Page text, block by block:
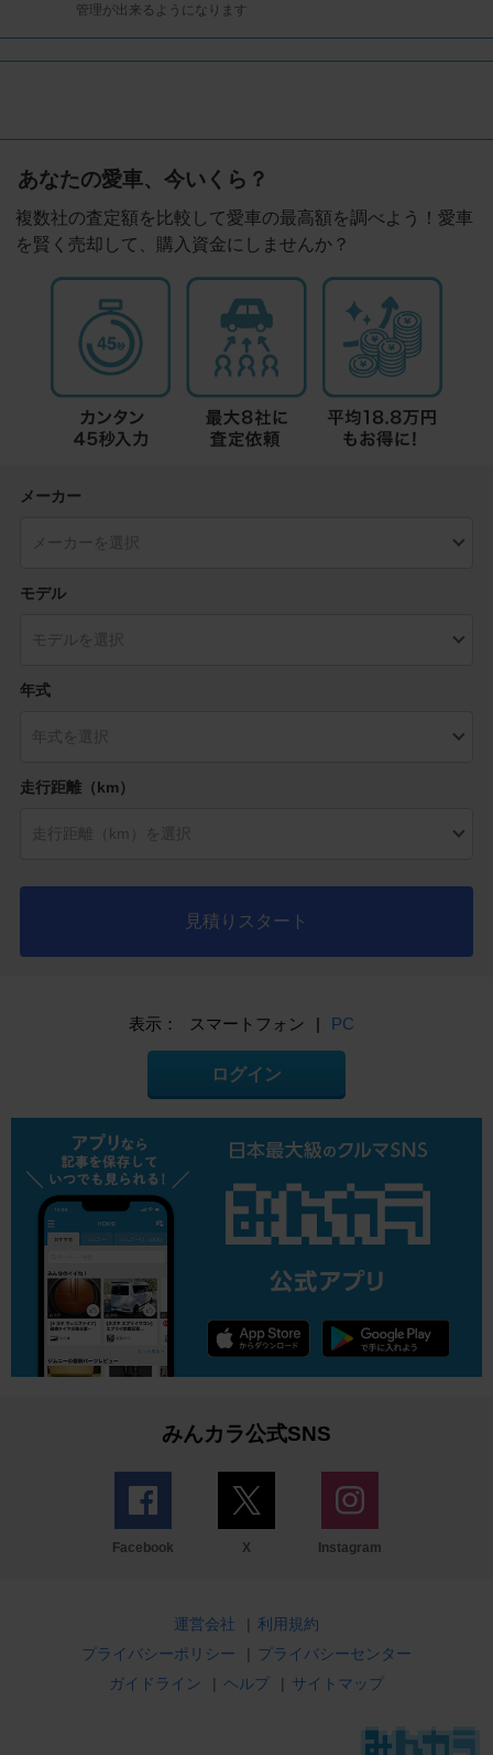
管理が出来るようになります
あなたの愛車、今いくら？
複数社の査定額を比較して愛車の最高額を調べよう！愛車
を賢く売却して、購入資金にしませんか？
メーカー
モデル
年式
走行距離（km）
見積りスタート
表示： スマートフォン | PC
ログイン
みんカラ公式SNS
Facebook X Instagram
運営会社 | 利用規約
プライバシーポリシー
| プライバシーセンター
ガイドライン
| ヘルプ | サイトマップ